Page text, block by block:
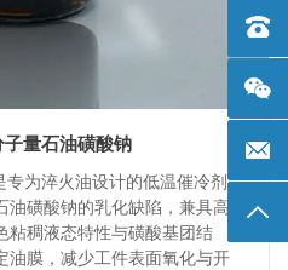
量石油磺酸钠
为淬火油设计的低温催冷剂，
油磺酸钠的乳化缺陷，兼具高
粘稠液态特性与磺酸基团结
油膜，减少工件表面氧化与开
电话
邮箱
返回